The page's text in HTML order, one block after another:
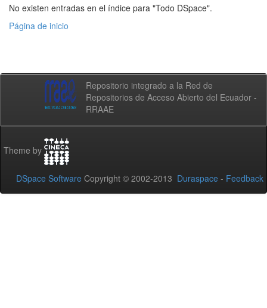
No existen entradas en el índice para "Todo DSpace".
Página de inicio
Repositorio integrado a la Red de
Repositorios de Acceso Abierto del Ecuador -
RRAAE
Theme by
DSpace Software Copyright © 2002-2013 Duraspace - Feedback